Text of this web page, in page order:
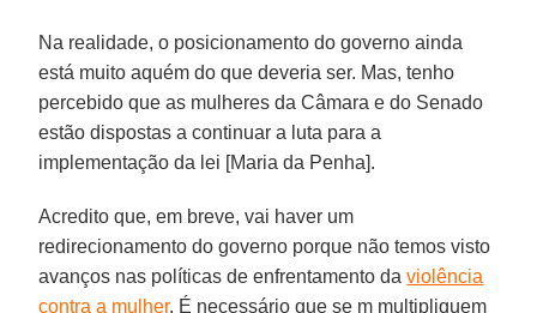
Na realidade, o posicionamento do governo ainda
está muito aquém do que deveria ser. Mas, tenho
percebido que as mulheres da Câmara e do Senado
estão dispostas a continuar a luta para a
implementação da lei [Maria da Penha].
Acredito que, em breve, vai haver um
redirecionamento do governo porque não temos visto
avanços nas políticas de enfrentamento daviolência
contra a mulher. É necessário que se m multipliquem